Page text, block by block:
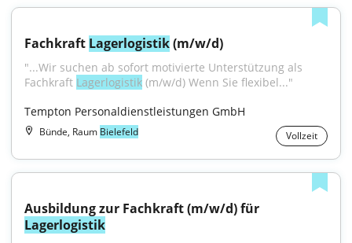
Fachkraft Lagerlogistik (m/w/d)
"...Wir suchen ab sofort motivierte Unterstützung als
Fachkraft Lagerlogistik (m/w/d) Wenn Sie flexibel..."
Tempton Personaldienstleistungen GmbH
Bünde, Raum Bielefeld Vollzeit
Lagerlogistik